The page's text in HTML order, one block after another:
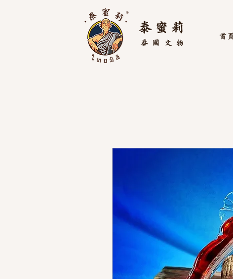
泰 蜜 莉
文物
泰國
首